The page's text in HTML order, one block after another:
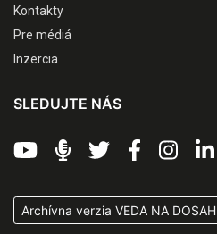
Kontakty
Pre médiá
Inzercia
SLEDUJTE NÁS
Archívna verzia VEDA NA DOSAH